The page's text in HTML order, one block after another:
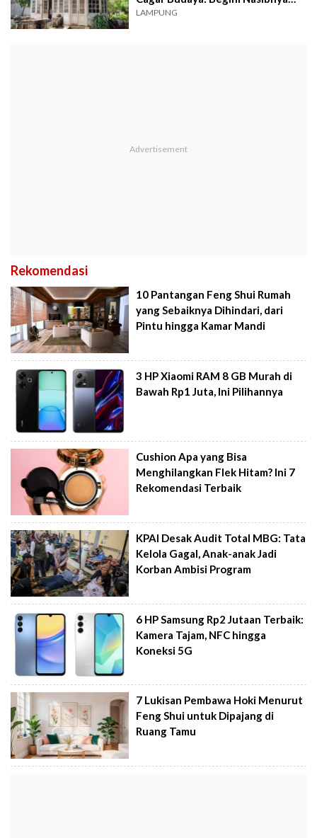
Sekarang
LAMPUNG
Rekomendasi
10 Pantangan Feng Shui Rumah
yang Sebaiknya Dihindari, dari
Pintu hingga Kamar Mandi
3 HP Xiaomi RAM 8 GB Murah di
Bawah Rp1 Juta, Ini Pilihannya
Cushion Apa yang Bisa
Menghilangkan Flek Hitam? Ini 7
Rekomendasi Terbaik
KPAI Desak Audit Total MBG: Tata
Kelola Gagal, Anak-anak Jadi
Korban Ambisi Program
6 HP Samsung Rp2 Jutaan Terbaik:
Kamera Tajam, NFC hingga
Koneksi 5G
7 Lukisan Pembawa Hoki Menurut
Feng Shui untuk Dipajang di
Ruang Tamu